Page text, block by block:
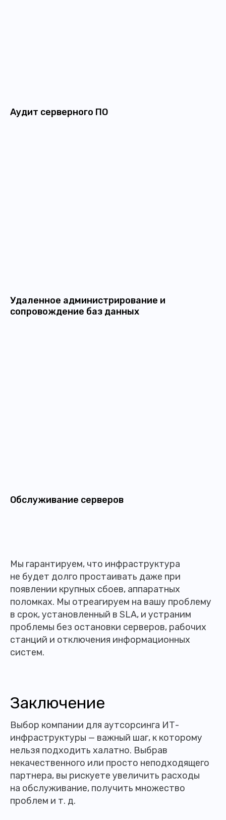
Аудит серверного ПО
Удаленное администрирование и
сопровождение баз данных
Обслуживание серверов
Мы гарантируем, что инфраструктура
не будет долго простаивать даже при
появлении крупных сбоев, аппаратных
поломках. Мы отреагируем на вашу проблему
в срок, установленный в SLA, и устраним
проблемы без остановки серверов, рабочих
станций и отключения информационных
систем.
Заключение
Выбор компании для аутсорсинга ИТ-
инфраструктуры — важный шаг, к которому
нельзя подходить халатно. Выбрав
некачественного или просто неподходящего
партнера, вы рискуете увеличить расходы
на обслуживание, получить множество
проблем и т. д.